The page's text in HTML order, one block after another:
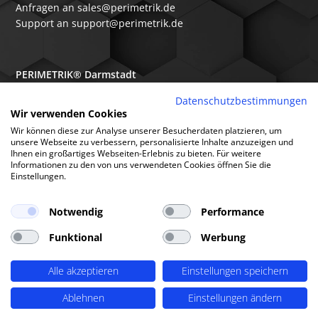
Anfragen an sales@perimetrik.de
Support an support@perimetrik.de
PERIMETRIK® Darmstadt
64367 Mühltal
+49 6151 3944 80
Anfragen an sales@perimetrik.de
Support an support@perimetrik.de
© PERIMETRIK® 2026 |Impressum Datenschutzerklärung|Cookies
Standorte|FAQs|Glossar|Branchen|Software|Über uns|
Datenschutzbestimmungen
Wir verwenden Cookies
Wir können diese zur Analyse unserer Besucherdaten platzieren, um
unsere Webseite zu verbessern, personalisierte Inhalte anzuzeigen und
Ihnen ein großartiges Webseiten-Erlebnis zu bieten. Für weitere
Informationen zu den von uns verwendeten Cookies öffnen Sie die
Einstellungen.
Notwendig
Performance
Funktional
Werbung
Alle akzeptieren
Einstellungen speichern
Ablehnen
Einstellungen ändern